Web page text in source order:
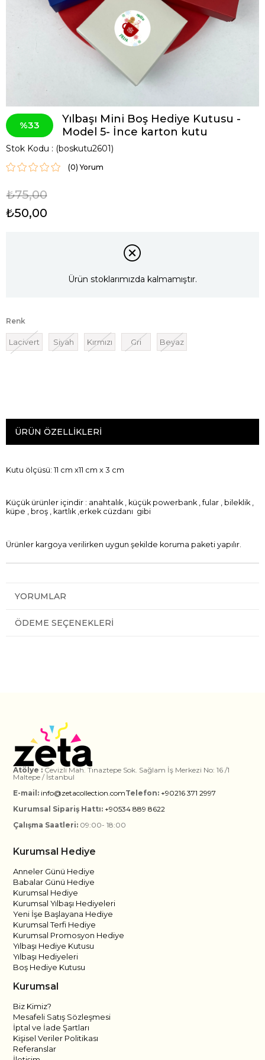
33
Yılbaşı Mini Boş Hediye Kutusu -
Model 5- İnce karton kutu
Stok Kodu (boskutu2601)
(0)
₺75,00
₺50,00
Ürün stoklarımızda kalmamıştır.
Renk
Lacivert Siyah Kırmızı Gri Beyaz
ÜRÜN ÖZELLIKLERI
Kutu ölçüsü: 11 cm x11 cm x 3 cm
Küçük ürünler içindir : anahtalık , küçük powerbank , fular , bileklik ,
küpe , broş , kartlık ,erkek cüzdanı gibi
Ürünler kargoya verilirken uygun şekilde koruma paketi yapılır.
YORUMLAR
ÖDEME SEÇENEKLERI
Atölye :Cevizli Mah. Tınaztepe Sok. Sağlam İş Merkezi No: 16 /1
Maltepe / İstanbul
E-mail: info@zetacollection.comTelefon: +90216 371 2997
Kurumsal Sipariş Hattı: +90534 889 8622
Çalışma Saatleri: 09:00- 18:00
Kurumsal Hediye
Anneler Günü Hediye
Babalar Günü Hediye
Kurumsal Hediye
Kurumsal Yılbaşı Hediyeleri
Yeni İşe Başlayana Hediye
Kurumsal Terfi Hediye
Kurumsal Promosyon Hediye
Yılbaşı Hediye Kutusu
Yılbaşı Hediyeleri
Boş Hediye Kutusu
Kurumsal
Biz Kimiz?
Mesafeli Satış Sözleşmesi
İptal ve İade Şartları
Kişisel Veriler Politikası
Referanslar